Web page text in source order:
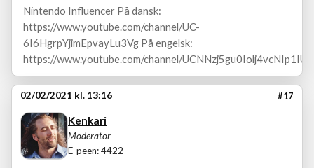
Nintendo Influencer På dansk:
https://www.youtube.com/channel/UC-
6I6HgrpYjimEpvayLu3Vg På engelsk:
https://www.youtube.com/channel/UCNNzj5gu0Iolj4vcNIp1IUA
02/02/2021 kl. 13:16 #17
Kenkari
Moderator
E-peen: 4422